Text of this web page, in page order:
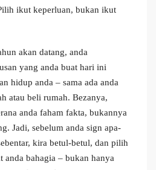
ikut keperluan, bukan ikut
akan datang, anda
yang anda buat hari ini
hidup anda – sama ada anda
atau beli rumah. Bezanya,
anda faham fakta, bukannya
Jadi, sebelum anda sign apa-
kira betul-betul, dan pilih
anda bahagia – bukan hanya